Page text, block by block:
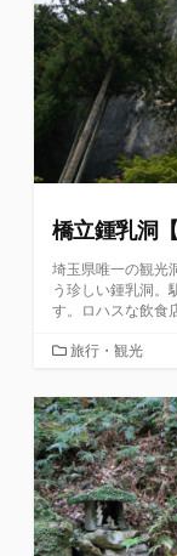
橋立鍾乳洞
埼玉県唯一の観光
う珍しい鍾乳洞。
す。ロハスな飲食
カ
ゴ
リ
ー
旅行・観光